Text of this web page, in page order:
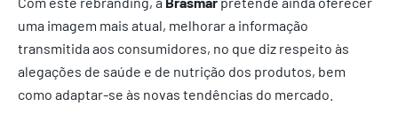
uma imagem mais atual, melhorar a informação
transmitida aos consumidores, no que diz respeito às
alegações de saúde e de nutrição dos produtos, bem
como adaptar-se às novas tendências do mercado.